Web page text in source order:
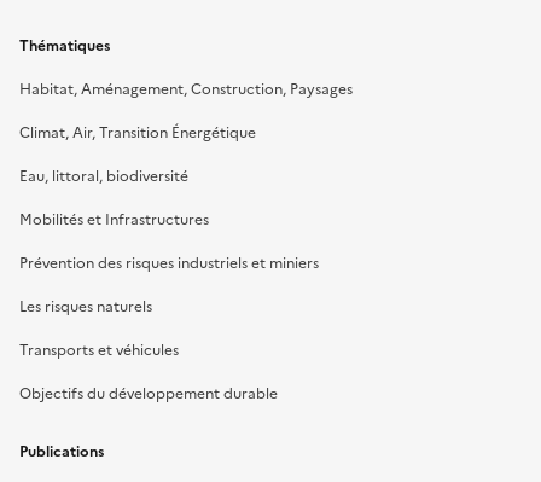
Thématiques
Habitat, Aménagement, Construction, Paysages
Climat, Air, Transition Énergétique
Eau, littoral, biodiversité
Mobilités et Infrastructures
Prévention des risques industriels et miniers
Les risques naturels
Transports et véhicules
Objectifs du développement durable
Publications